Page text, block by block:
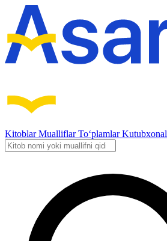
KitoblarMualliflarTo‘plamlar